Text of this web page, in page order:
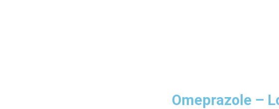
Omeprazole –